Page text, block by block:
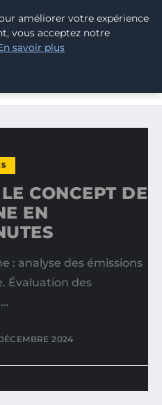
BILAN CARBONE EN
CONCEPT DE
EN
: analyse des émissions
Évaluation des
2024
améliorer votre expérience
vous acceptez notre
savoir plus